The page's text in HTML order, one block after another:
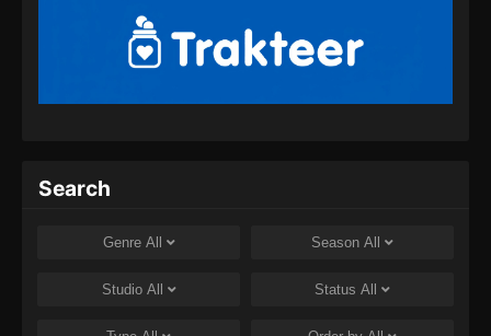
Against the Sky Supreme Episode 324
Eps 324 - Against the Sky Supreme Episode
Search
Genre All Season All
Studio All Status All